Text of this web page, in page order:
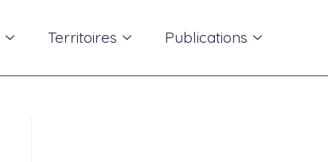
Territoires Publications